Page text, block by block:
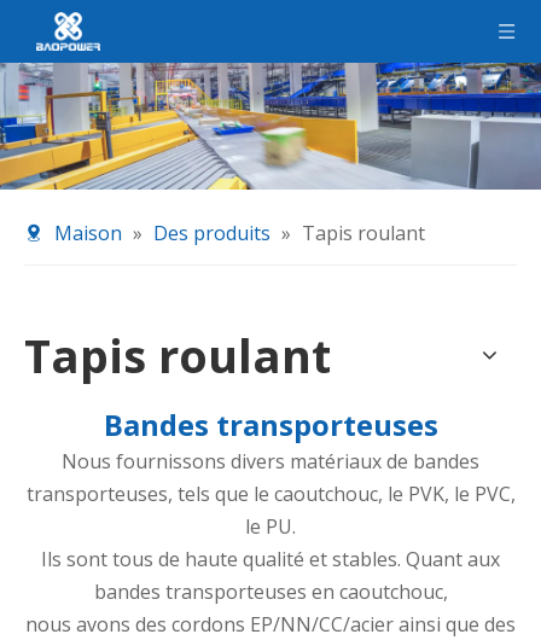
Maison » Des produits » Tapis roulant
Tapis roulant
Bandes transporteuses
Nous fournissons divers matériaux de bandes
transporteuses, tels que le caoutchouc, le PVK, le PVC,
le PU.
Ils sont tous de haute qualité et stables. Quant aux
bandes transporteuses en caoutchouc,
nous avons des cordons EP/NN/CC/acier ainsi que des